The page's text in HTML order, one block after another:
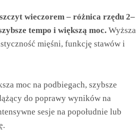
wieczorem – różnica rzędu 2–
tempo i większą moc. Wyższa
mięśni, funkcję stawów i
moc na podbiegach, szybsze
do poprawy wyników na
sesje na popołudnie lub